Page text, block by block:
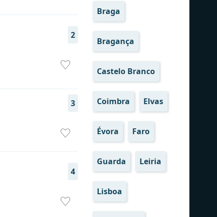
2
3
4
Braga
Bragança
Castelo Branco
Coimbra Elvas
Évora Faro
Guarda Leiria
Lisboa